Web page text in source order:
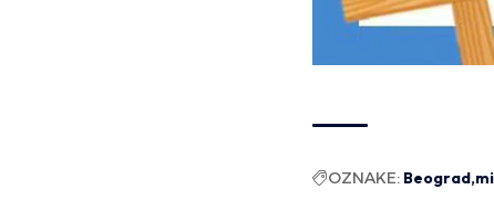
OZNAKE: Beograd